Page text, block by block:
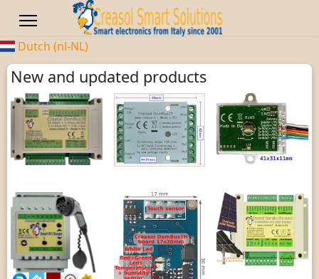
Dutch (nl-NL)
New and updated products